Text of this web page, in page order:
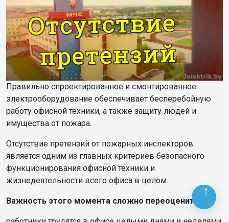
Правильно спроектированное и смонтированное
электрооборудование обеспечивает бесперебойную
работу офисной техники, а также защиту людей и
имущества от пожара.
Отсутствие претензий от пожарных инспекторов
является одним из главных критериев безопасного
функционирования офисной техники и
жизнедеятельности всего офиса в целом.
Важность этого момента сложно переоценить: